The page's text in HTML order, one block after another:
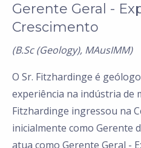
Gerente Geral -
Crescimento
(B.Sc (Geology), MAusIMM)
O Sr. Fitzhardinge é
experiência na indústria de
Fitzhardinge ingressou na
inicialmente como Gerente
atua como Gerente Geral -